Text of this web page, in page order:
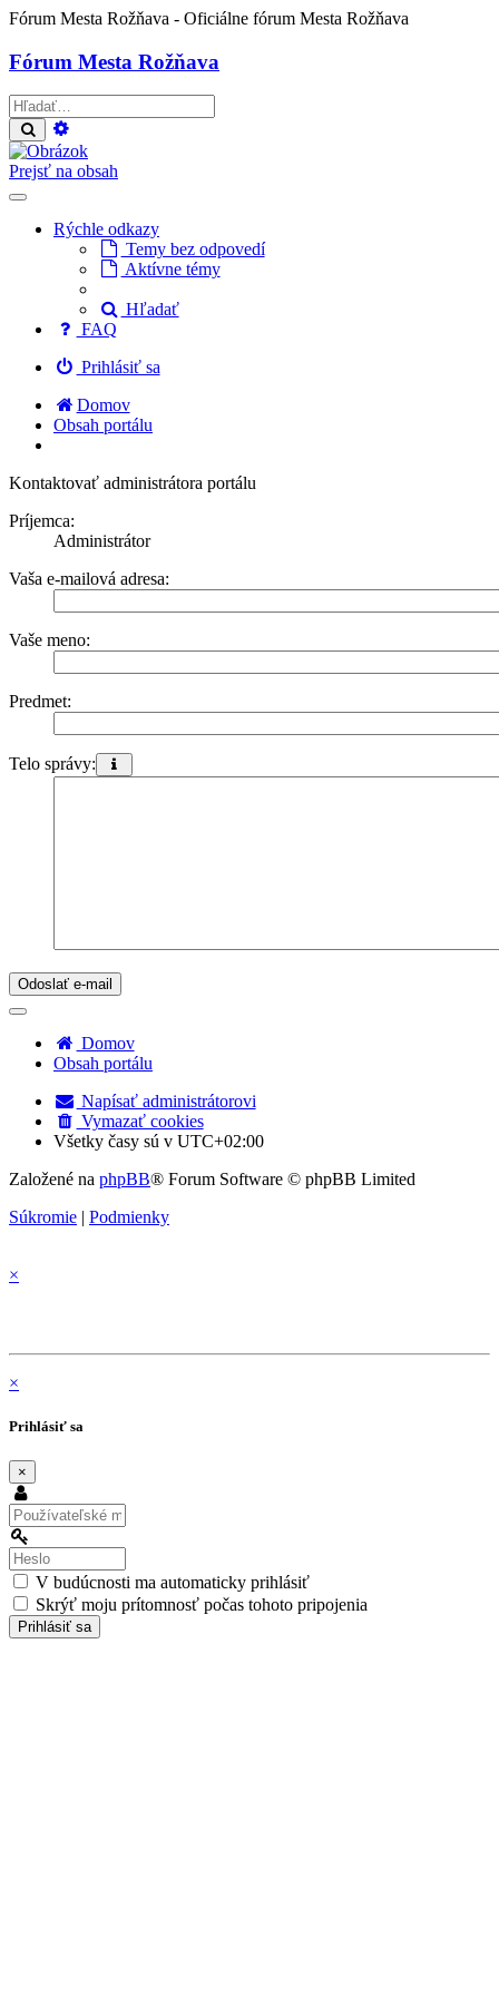
Fórum Mesta Rožňava - Oficiálne fórum Mesta Rožňava
Fórum Mesta Rožňava
Hľadať
vyhľadávanie
Prejsť na obsah
Rýchle odkazy
Temy bez odpovedí
Aktívne témy
Hľadať
FAQ
Prihlásiť sa
Domov
Obsah portálu
Kontaktovať administrátora portálu
Príjemca:
Administrátor
Vaša e-mailová adresa:
Vaše meno:
Predmet:
Telo správy:
správa
HTML
odpovede
bude
vaša
emailová
adresa.
Domov
Obsah portálu
Napísať administrátorovi
Vymazať cookies
Všetky časy sú v UTC+02:00
Založené na phpBB® Forum Software © phpBB Limited
Súkromie | Podmienky
×
×
Prihlásiť sa
×
Používateľské
meno:
Heslo:
V budúcnosti ma automaticky prihlásiť
Skrýť moju prítomnosť počas tohoto pripojenia